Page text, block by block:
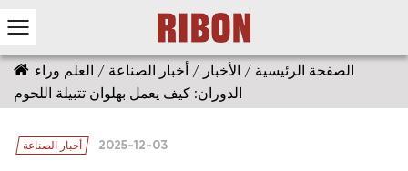
الصفحة الرئيسية / الأخبار / أخبار الصناعة / العلم وراء
الدوران: كيف يعمل بهلوان تتبيلة اللحوم
أخبار الصناعة 2025-12-03